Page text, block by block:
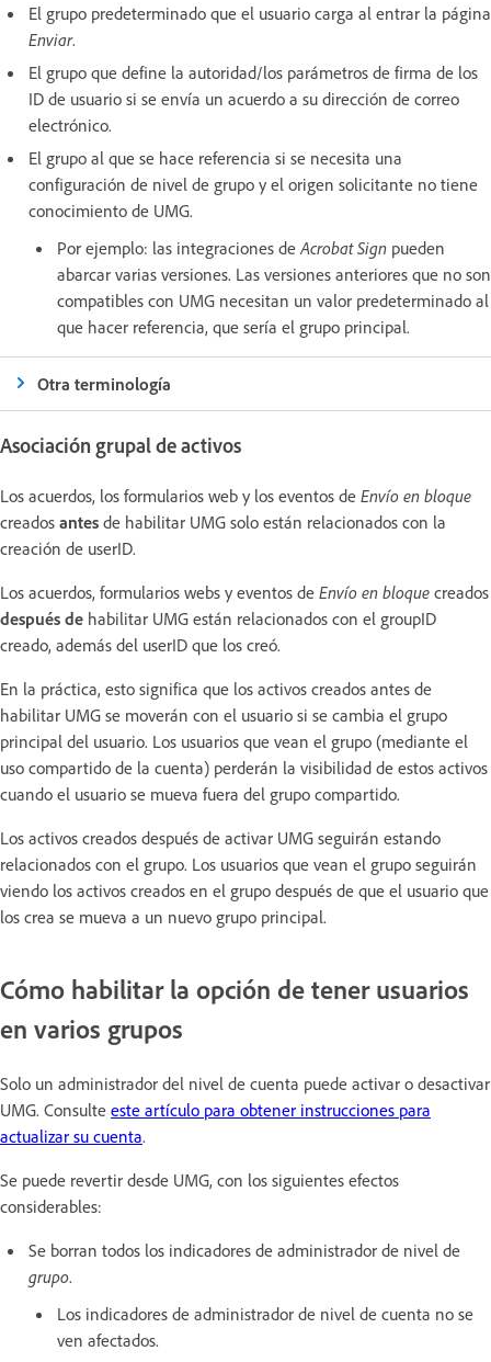
El grupo predeterminado que el usuario carga al entrar la página
Enviar.
El grupo que define la autoridad/los parámetros de firma de los
ID de usuario si se envía un acuerdo a su dirección de correo
electrónico.
El grupo al que se hace referencia si se necesita una
configuración de nivel de grupo y el origen solicitante no tiene
conocimiento de UMG.
Por ejemplo: las integraciones de Acrobat Sign pueden
abarcar varias versiones. Las versiones anteriores que no son
compatibles con UMG necesitan un valor predeterminado al
que hacer referencia, que sería el grupo principal.
Otra terminología
Asociación grupal de activos
Los acuerdos, los formularios web y los eventos de Envío en bloque
creados antes de habilitar UMG solo están relacionados con la
creación de userID.
Los acuerdos, formularios webs y eventos de Envío en bloque creados
después de habilitar UMG están relacionados con el groupID
creado, además del userID que los creó.
En la práctica, esto significa que los activos creados antes de
habilitar UMG se moverán con el usuario si se cambia el grupo
principal del usuario. Los usuarios que vean el grupo (mediante el
uso compartido de la cuenta) perderán la visibilidad de estos activos
cuando el usuario se mueva fuera del grupo compartido.
Los activos creados después de activar UMG seguirán estando
relacionados con el grupo. Los usuarios que vean el grupo seguirán
viendo los activos creados en el grupo después de que el usuario que
los crea se mueva a un nuevo grupo principal.
Cómo habilitar la opción de tener usuarios
en varios grupos
Solo un administrador del nivel de cuenta puede activar o desactivar
UMG. Consulte este artículo para obtener instrucciones para
actualizar su cuenta.
Se puede revertir desde UMG, con los siguientes efectos
considerables:
Se borran todos los indicadores de administrador de nivel de
grupo.
Los indicadores de administrador de nivel de cuenta no se
ven afectados.